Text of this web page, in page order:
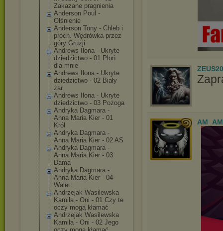
Zakazane pragnienia
Anderson Poul -
Olśnienie
Anderson Tony - Chleb i
proch. Wędrówka przez
góry Gruzji
Andrews Ilona - Ukryte
dziedzictwo - 01 Płoń
dla mnie
Andrews Ilona - Ukryte
dziedzictwo - 02 Biały
żar
Andrews Ilona - Ukryte
dziedzictwo - 03 Pożoga
Andryka Dagmara -
Anna Maria Kier - 01
Król
Andryka Dagmara -
Anna Maria Kier - 02 AS
Andryka Dagmara -
Anna Maria Kier - 03
Dama
Andryka Dagmara -
Anna Maria Kier - 04
Walet
Andrzejak Wasilewska
Kamila - Oni - 01 Czy te
oczy mogą kłamać
Andrzejak Wasilewska
Kamila - Oni - 02 Jego
AM_AM